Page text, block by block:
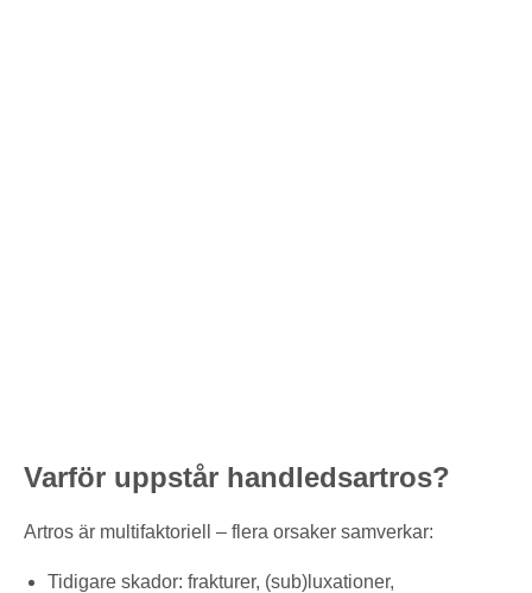
Varför uppstår handledsartros?
Artros är multifaktoriell – flera orsaker samverkar:
Tidigare skador: frakturer, (sub)luxationer,